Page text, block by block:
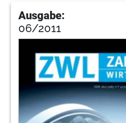
Ausgabe:
06/2011